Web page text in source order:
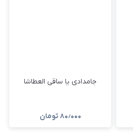
جامدادی یا ساقی العطاشا
۸۰٫۰۰۰ تومان